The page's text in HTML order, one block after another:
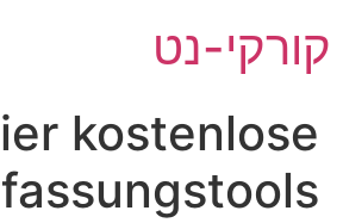
לתוכן
קורקי-נט
kostenlose